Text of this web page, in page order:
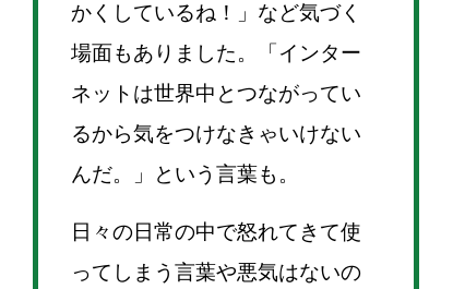
かくしているね！」など気づく
場面もありました。「インター
ネットは世界中とつながってい
るから気をつけなきゃいけない
んだ。」という言葉も。
日々の日常の中で怒れてきて使
ってしまう言葉や悪気はないの